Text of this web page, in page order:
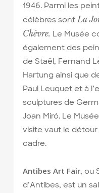
1946. Parmi les
célèbres sontLa
Chèvre. Le Musée
également des
de Staël, Fernand
Hartung ainsi que
Paul Leuquet et à
sculptures de
Joan Miró. Le
visite vaut le
cadre.
Antibes Art Fair, ou
d’Antibes, est un